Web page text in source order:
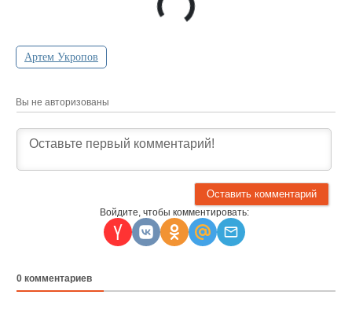
Артем Укропов
Вы не авторизованы
Войдите, чтобы комментировать:
0 комментариев